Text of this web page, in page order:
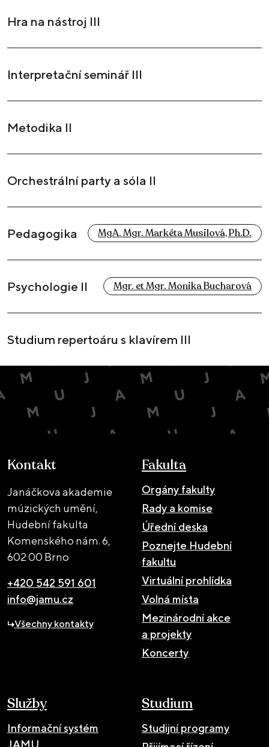
Hra na nástroj III
Interpretační seminář III
Metodika II
Orchestrální party a sóla II
Pedagogika MgA. Mgr. Markéta Musilová, Ph.D.
Psychologie II Mgr. et Mgr. Monika Bucharová
Studium repertoáru s klavírem III
Kontakt
Janáčkova akademie
múzických umění,
Hudební fakulta
Komenského nám. 6,
602 00 Brno
+420 542 591 601
info@jamu.cz
Všechny kontakty
Fakulta
Orgány fakulty
Rady a komise
Úřední deska
Poznejte Hudební
fakultu
Virtuální prohlídka
Volná místa
Mezinárodní akce
a projekty
Koncerty
Služby
Informační systém
JAMU
Studium
Studijní programy